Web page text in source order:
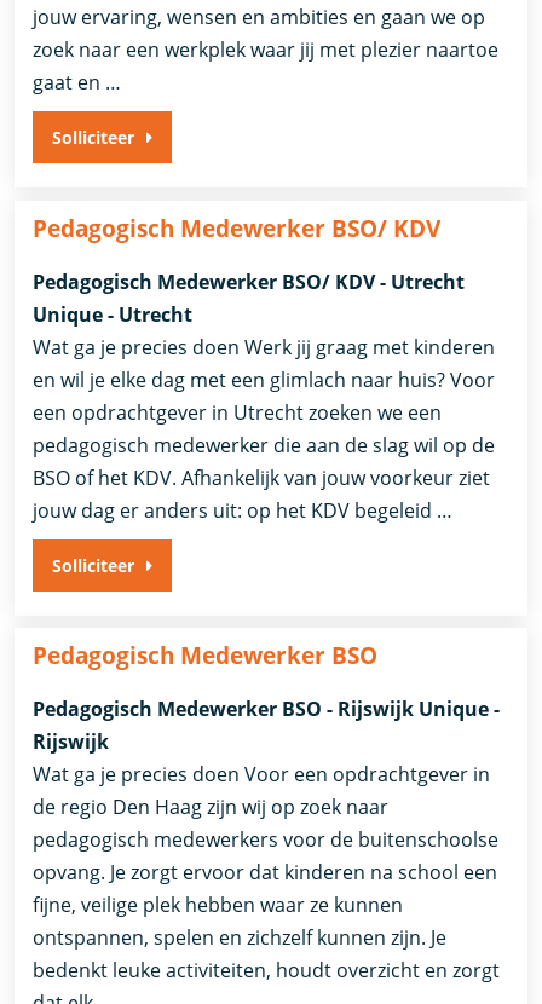
jouw ervaring, wensen en ambities en gaan we op
zoek naar een werkplek waar jij met plezier naartoe
gaat en …
Solliciteer
Pedagogisch Medewerker BSO/ KDV
Pedagogisch Medewerker BSO/ KDV - Utrecht
Unique - Utrecht
Wat ga je precies doen Werk jij graag met kinderen
en wil je elke dag met een glimlach naar huis? Voor
een opdrachtgever in Utrecht zoeken we een
pedagogisch medewerker die aan de slag wil op de
BSO of het KDV. Afhankelijk van jouw voorkeur ziet
jouw dag er anders uit: op het KDV begeleid …
Solliciteer
Pedagogisch Medewerker BSO
Pedagogisch Medewerker BSO - Rijswijk Unique -
Rijswijk
Wat ga je precies doen Voor een opdrachtgever in
de regio Den Haag zijn wij op zoek naar
pedagogisch medewerkers voor de buitenschoolse
opvang. Je zorgt ervoor dat kinderen na school een
fijne, veilige plek hebben waar ze kunnen
ontspannen, spelen en zichzelf kunnen zijn. Je
bedenkt leuke activiteiten, houdt overzicht en zorgt